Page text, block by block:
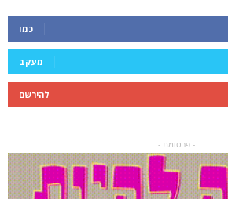
כמו
מעקב
להירשם
- פרסומת -